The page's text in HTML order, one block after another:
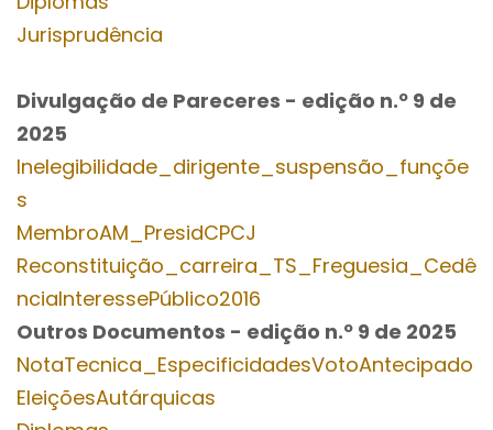
Jurisprudência
Divulgação de Pareceres - edição n.º 9 de
2025
Inelegibilidade_dirigente_suspensão_funçõe
s
MembroAM_PresidCPCJ
Reconstituição_carreira_TS_Freguesia_Cedê
nciaInteressePúblico2016
Outros Documentos - edição n.º 9 de 2025
NotaTecnica_EspecificidadesVotoAntecipado
EleiçõesAutárquicas